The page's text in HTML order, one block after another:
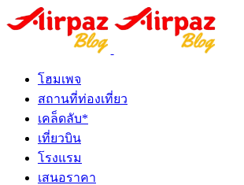
โฮมเพจ
สถานที่ท่องเที่ยว
เคล็ดลับ*
เที่ยวบิน
โรงแรม
เสนอราคา